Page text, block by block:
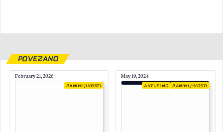
POVEZANO
February 21, 2026
ZANIMLJIVOSTI
May 19, 2024
AKTUELNO ZANIMLJIVOSTI